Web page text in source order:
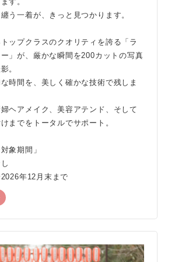
う一着が、きっと見つかります。
ップクラスのクオリティを誇る「ラ
」が、厳かな瞬間を200カットの写真
。
時間を、美しく確かな技術で残しま
ヘアメイク、美容アテンド、そして
までをトータルでサポート。
象期間」
年12月末まで